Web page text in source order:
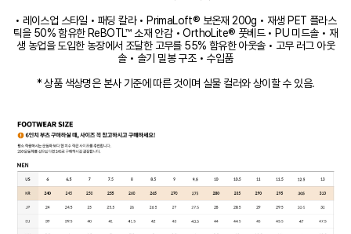
• 레이스업 스타일 • 패딩 칼라 • PrimaLoft® 보온재 200g • 재생 PET 플라스
틱을 50% 함유한 ReBOTL™ 소재 안감 • OrthoLite® 풋베드 • PU 미드솔 • 재
생 농업을 도입한 농장에서 조달한 고무를 55% 함유한 아웃솔 • 고무 러그 아웃
솔 • 솔기 밀봉 구조 • 수입품
* 상품 색상명은 본사 기준에 따른 것이며 실물 컬러와 상이할 수 있음.